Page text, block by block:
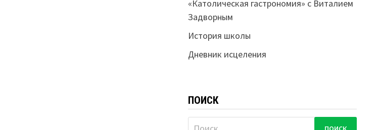
«Католическая гастрономия» с Виталием
Задворным
История школы
Дневник исцеления
ПОИСК
Найти: